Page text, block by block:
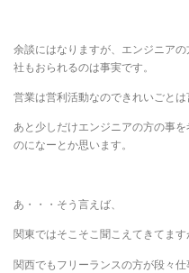
余談にはなりますが、エンジニア
社もおられるのは事実です。
営業は営利活動なのできれいごとは
あと少しだけエンジニアの方の事
のになーとか思います。
あ・・・そう言えば、
関東ではそこそこ聞こえてきてます
関西でもフリーランスの方が段々